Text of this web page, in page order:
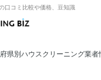
口コミ比較や価格、豆知識
県別ハウスクリーニング業者